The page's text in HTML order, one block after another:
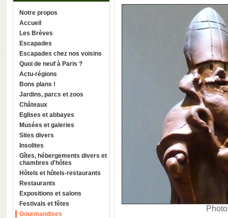
Notre propos
Accueil
Les Brèves
Escapades
Escapades chez nos voisins
Quoi de neuf à Paris ?
Actu-régions
Bons plans !
Jardins, parcs et zoos
Châteaux
Eglises et abbayes
Musées et galeries
Sites divers
Insolites
Gîtes, hébergements divers et
chambres d'hôtes
Hôtels et hôtels-restaurants
Restaurants
Expositions et salons
Festivals et fêtes
Gourmandises